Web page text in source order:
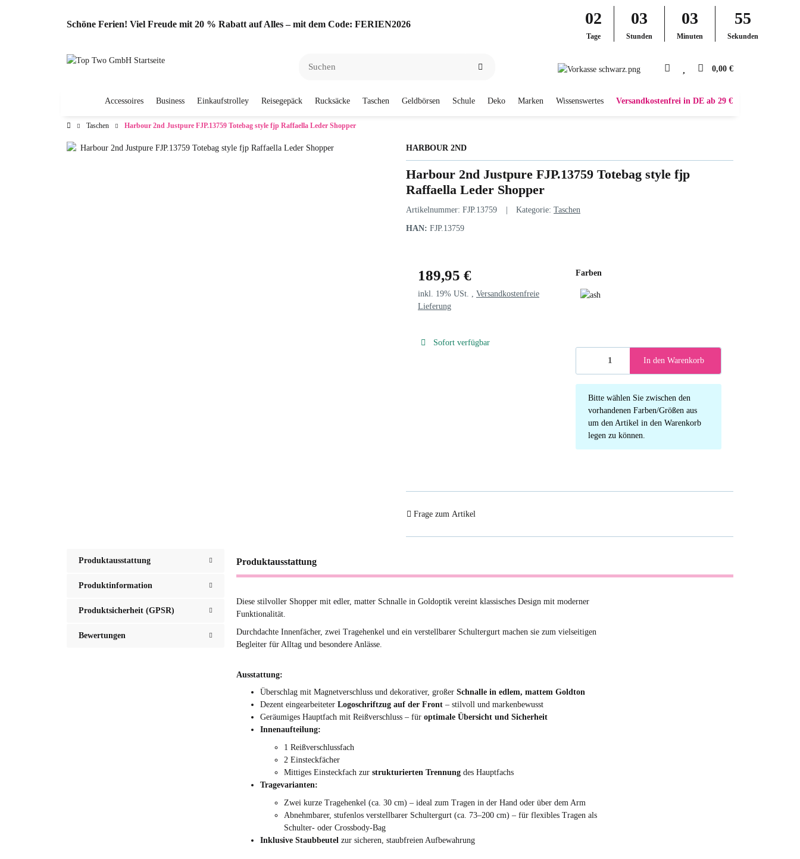
Schöne Ferien! Viel Freude mit 20 % Rabatt auf Alles – mit dem Code: FERIEN2026 02
Tage
03
Stunden
03
Minuten
54
Sekunden
0,00 €
Accessoires Business Einkaufstrolley Reisegepäck Rucksäcke Taschen Geldbörsen Schule Deko Marken Wissenswertes Versandkostenfrei in DE ab 29 €
Taschen Harbour 2nd Justpure FJP.13759 Totebag style fjp Raffaella Leder Shopper
HARBOUR 2ND
Harbour 2nd Justpure FJP.13759 Totebag style fjp
Raffaella Leder Shopper
Artikelnummer: FJP.13759 Kategorie: Taschen
HAN: FJP.13759
189,95 €
inkl. 19% USt. , Versandkostenfreie
Lieferung
Sofort verfügbar
Farben
In den Warenkorb
x
Bitte wählen Sie zwischen den
vorhandenen Farben/Größen aus
um den Artikel in den Warenkorb
legen zu können.
Frage zum Artikel
Produktausstattung
Produktinformation
Produktsicherheit (GPSR)
Bewertungen
Produktausstattung
Diese stilvoller Shopper mit edler, matter Schnalle in Goldoptik vereint klassisches Design mit moderner
Funktionalität.
Durchdachte Innenfächer, zwei Tragehenkel und ein verstellbarer Schultergurt machen sie zum vielseitigen
Begleiter für Alltag und besondere Anlässe.
Ausstattung:
Überschlag mit Magnetverschluss und dekorativer, großer Schnalle in edlem, mattem Goldton
Dezent eingearbeiteter Logoschriftzug auf der Front – stilvoll und markenbewusst
Geräumiges Hauptfach mit Reißverschluss – für optimale Übersicht und Sicherheit
Innenaufteilung:
1 Reißverschlussfach
2 Einsteckfächer
Mittiges Einsteckfach zur strukturierten Trennung des Hauptfachs
Tragevarianten:
Zwei kurze Tragehenkel (ca. 30 cm) – ideal zum Tragen in der Hand oder über dem Arm
Abnehmbarer, stufenlos verstellbarer Schultergurt (ca. 73–200 cm) – für flexibles Tragen als
Schulter- oder Crossbody-Bag
Inklusive Staubbeutel zur sicheren, staubfreien Aufbewahrung